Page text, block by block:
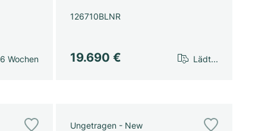
6 Wochen
126710BLNR
19.690 € Lädt...
Ungetragen - New